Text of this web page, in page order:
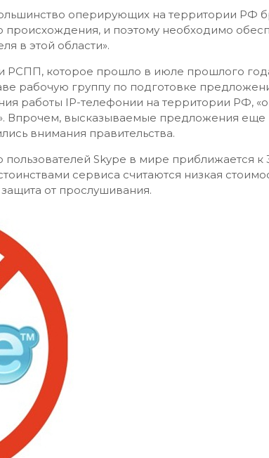
оперирующих на территории РФ
происхождения, и поэтому необходимо
в этой области».
РСПП, которое прошло в июле прошлого
рабочую группу по подготовке
работы IP-телефонии на территории РФ,
Впрочем, высказываемые предложения еще
внимания правительства.
Skype в мире приближается к
сервиса считаются низкая
от прослушивания.